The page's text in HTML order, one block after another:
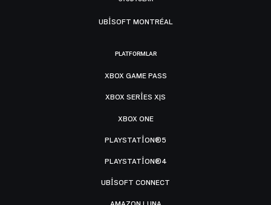
UBISOFT MONTRÉAL
PLATFORMLAR
XBOX GAME PASS
XBOX SERIES X|S
XBOX ONE
PLAYSTATION®5
PLAYSTATION®4
UBISOFT CONNECT